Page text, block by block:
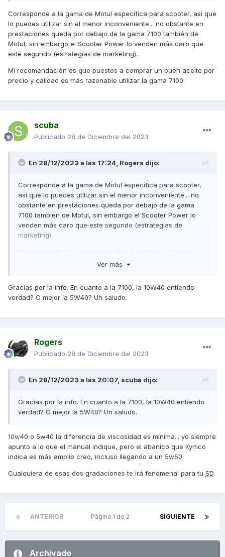
@Tiritos
, veo que por aquí eres uno de los que más
controla, qué te parece? Aunque no esté en la tabla del
baja de los 6 grados pero sí que llegamos a los 40 todos los
Corresponde a la gama de Motul específica para scooter, así que
lo puedes utilizar sin el menor inconveniente... no obstante en
prestaciones queda por debajo de la gama 7100 también de
Motul, sin embargo el Scooter Power lo venden más caro que
este segundo (estrategias de marketing).
Mi recomendación es que puestos a comprar un buen aceite por
precio y calidad es más razonable utilizar la gama 7100.
scuba
Publicado 28 de Diciembre del 2023
En 28/12/2023 a las 17:24, Rogers dijo:
Corresponde a la gama de Motul específica para scooter,
así que lo puedes utilizar sin el menor inconveniente... no
obstante en prestaciones queda por debajo de la gama
7100 también de Motul, sin embargo el Scooter Power lo
venden más caro que este segundo (estrategias de
marketing).
Mi recomendación es que puestos a comprar un buen
aceite por precio y calidad es más razonable utilizar la
Ver más
Gracias por la info. En cuanto a la 7100, la 10W40 entiendo
verdad? O mejor la 5W40? Un saludo.
Rogers
Publicado 28 de Diciembre del 2023
En 28/12/2023 a las 20:07, scuba dijo:
Gracias por la info. En cuanto a la 7100, la 10W40 entiendo
verdad? O mejor la 5W40? Un saludo.
10w40 o 5w40 la diferencia de viscosidad es mínima... yo siempre
apunto a lo que el manual indique, pero el abanico que Kymco
indica es más amplio creo, incluso llegando a un 5w50
Cualquiera de esas dos gradaciones te irá fenomenal para tu SD.
ANTERIOR SIGUIENTE
Página 1 de 2
Archivado